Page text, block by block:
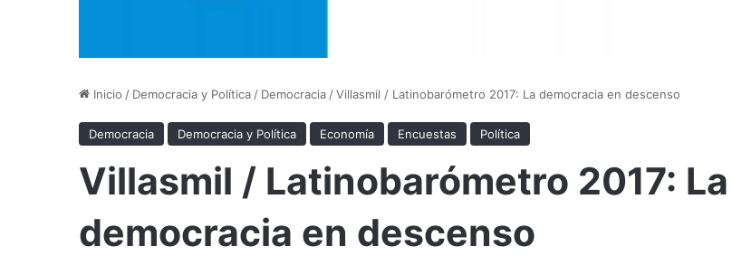
Inicio / Democracia y Política / Democracia /Villasmil / Latinobarómetro 2017: La democracia en descenso
Democracia Democracia y Política Economía Encuestas Política
Villasmil / Latinobarómetro 2017: La
democracia en descenso